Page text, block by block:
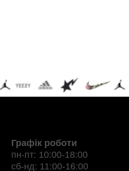
Графік роботи
пн-пт: 10:00-18:00
сб-нд: 11:00-16:00